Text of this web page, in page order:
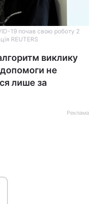
19 почав свою роботу 2
REUTERS
виклику
не
лише за
Реклама